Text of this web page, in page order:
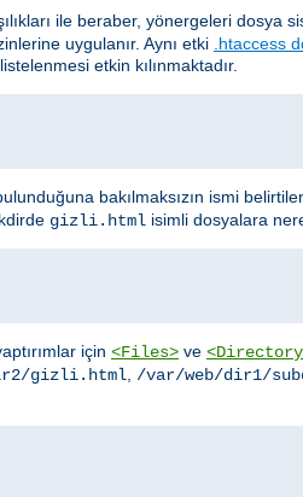
ile beraber, yönergeleri dosya
uygulanır. Aynı etki .htaccess
etkin kılınmaktadır.
bakılmaksızın ismi
gizli.html isimli dosyalara
için <Files> ve
gizli.html, /var/web/dir1/